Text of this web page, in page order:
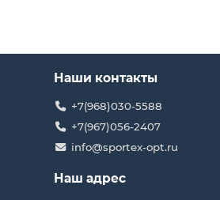
Наши контакты
+7(968)030-5588
+7(967)056-2407
info@sportex-opt.ru
Наш адрес